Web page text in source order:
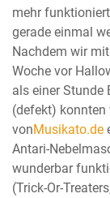
mehr
gerade einmal
Nachdem wir
Woche vor
als einer Stunde
(defekt)
vonMusikato.de
Antari-
wunderbar
(Trick-Or-